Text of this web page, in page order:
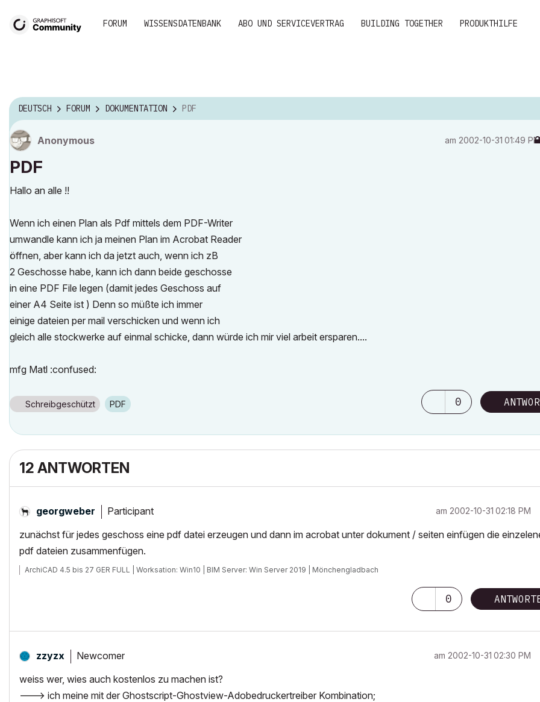
FORUM WISSENSDATENBANK ABO UND SERVICEVERTRAG BUILDING TOGETHER PRODUKTHILFE
DEUTSCH FORUM DOKUMENTATION PDF
Anonymous am ‎2002-10-31 01:49 PM
PDF
Hallo an alle !!
Wenn ich einen Plan als Pdf mittels dem PDF-Writer
umwandle kann ich ja meinen Plan im Acrobat Reader
öffnen, aber kann ich da jetzt auch, wenn ich zB
2 Geschosse habe, kann ich dann beide geschosse
in eine PDF File legen (damit jedes Geschoss auf
einer A4 Seite ist ) Denn so müßte ich immer
einige dateien per mail verschicken und wenn ich
gleich alle stockwerke auf einmal schicke, dann würde ich mir viel arbeit ersparen....
mfg Matl :confused:
Schreibgeschützt PDF 0
12 ANTWORTEN
georgweber Participant am ‎2002-10-31 02:18 PM
zunächst für jedes geschoss eine pdf datei erzeugen und dann im acrobat unter dokument / seiten einfügen die
pdf dateien zusammenfügen.
ArchiCAD 4.5 bis 27 GER FULL | Worksation: Win10 | BIM Server: Win Server 2019 | Mönchengladbach
0
zzyzx Newcomer am ‎2002-10-31 02:30 PM
weiss wer, wies auch kostenlos zu machen ist?
---> ich meine mit der Ghostscript-Ghostview-Adobedruckertreiber Kombination;